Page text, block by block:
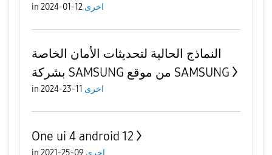
in اخرى 12-01-2024
النماذج الحالية لتحديثات الأمان الخاصة
بشركة SAMSUNG من موقع SAMSUNG
in اخرى 11-23-2024
One ui 4 android 12
in اخرى 09-25-2021